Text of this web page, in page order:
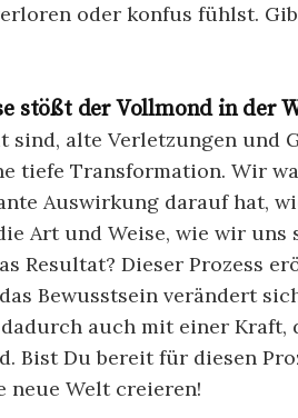
oder konfus fühlst.
stößt der Vollmond in der
sind, alte Verletzungen und
tiefe Transformation. Wir
Auswirkung darauf hat,
Art und Weise, wie wir uns
Resultat? Dieser Prozess
Bewusstsein verändert
auch mit einer
Bist Du bereit für diesen
neue Welt creieren!